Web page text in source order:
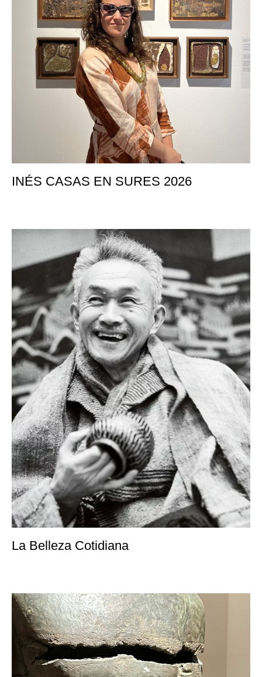
INÉS CASAS EN SURES 2026
La Belleza Cotidiana